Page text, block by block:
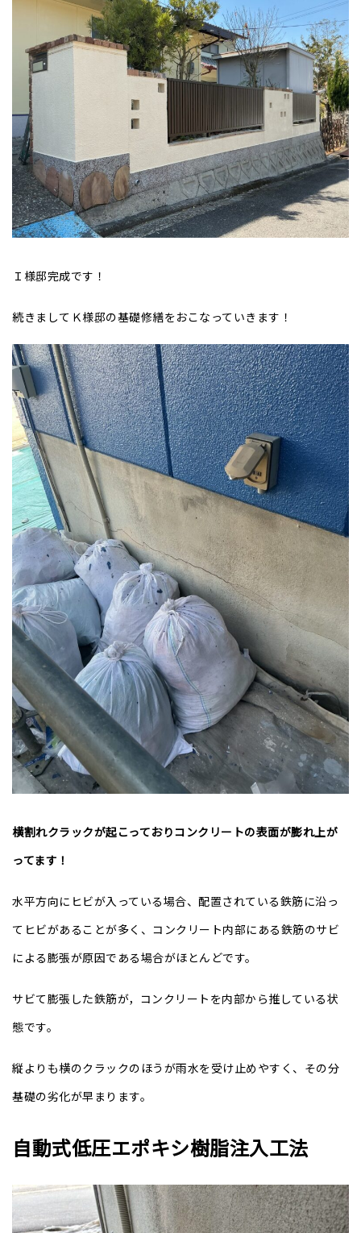
Ｉ様邸完成です！
続きましてＫ様邸の基礎修繕をおこなっていきます！
横割れクラックが起こっておりコンクリートの表面が膨れ上が
ってます！
水平方向にヒビが入っている場合、配置されている鉄筋に沿っ
てヒビがあることが多く、コンクリート内部にある鉄筋のサビ
による膨張が原因である場合がほとんどです。
サビて膨張した鉄筋が，コンクリートを内部から推している状
態です。
縦よりも横のクラックのほうが雨水を受け止めやすく、その分
基礎の劣化が早まります。
自動式低圧エポキシ樹脂注入工法